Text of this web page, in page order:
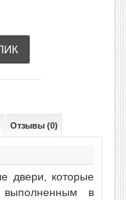
Отзывы (0)
двери, которые
в